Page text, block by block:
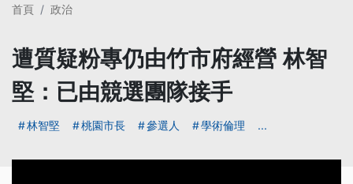
首頁 政治
遭質疑粉專仍由竹市府經營 林智
堅：已由競選團隊接手
林智堅 桃園市長 參選人 學術倫理 ...